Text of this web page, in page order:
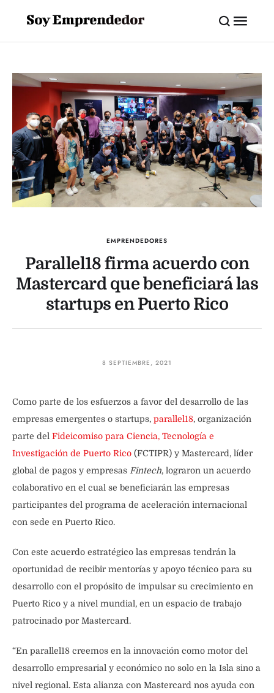
EMPRENDEDORES
Parallel18 firma acuerdo con
Mastercard que beneficiará las
startups en Puerto Rico
8 SEPTIEMBRE, 2021
Como parte de los esfuerzos a favor del desarrollo de las
empresas emergentes o startups, parallel18, organización
parte del Fideicomiso para Ciencia, Tecnología e
Investigación de Puerto Rico (FCTIPR) y Mastercard, líder
global de pagos y empresas Fintech, lograron un acuerdo
colaborativo en el cual se beneficiarán las empresas
participantes del programa de aceleración internacional
con sede en Puerto Rico.
Con este acuerdo estratégico las empresas tendrán la
oportunidad de recibir mentorías y apoyo técnico para su
desarrollo con el propósito de impulsar su crecimiento en
Puerto Rico y a nivel mundial, en un espacio de trabajo
patrocinado por Mastercard.
“En parallel18 creemos en la innovación como motor del
desarrollo empresarial y económico no solo en la Isla sino a
nivel regional. Esta alianza con Mastercard nos ayuda con